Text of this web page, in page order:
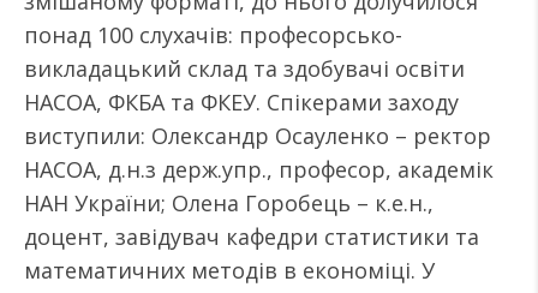
понад 100 слухачів: професорсько-
викладацький склад та здобувачі освіти
НАСОА, ФКБА та ФКЕУ. Спікерами заходу
виступили: Олександр Осауленко – ректор
НАСОА, д.н.з держ.упр., професор, академік
НАН України; Олена Горобець – к.е.н.,
доцент, завідувач кафедри статистики та
математичних методів в економіці. У